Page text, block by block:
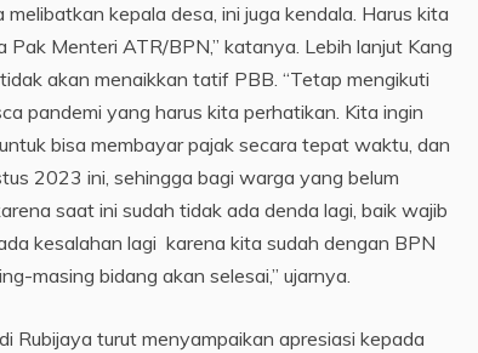
kepala desa, ini juga kendala. Harus kita
Menteri ATR/BPN,” katanya. Lebih lanjut Kang
akan menaikkan tatif PBB. “Tetap mengikuti
pandemi yang harus kita perhatikan. Kita ingin
bisa membayar pajak secara tepat waktu, dan
2023 ini, sehingga bagi warga yang belum
saat ini sudah tidak ada denda lagi, baik wajib
kesalahan lagi karena kita sudah dengan BPN
masing bidang akan selesai,” ujarnya.
Rubijaya turut menyampaikan apresiasi kepada